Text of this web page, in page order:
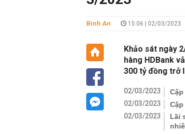
Bình An 15:06 | 02/03/2023
Khảo sát ngày
hàng HDBank
300 tỷ đồng trở
02/03/2023
02/03/2023
02/03/2023
Lãi